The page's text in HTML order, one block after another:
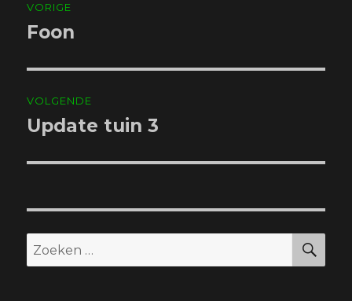
navigatie
VORIGE
Vorig
Foon
VOLGENDE
Volgend
Update tuin 3
Zoeken
naar: